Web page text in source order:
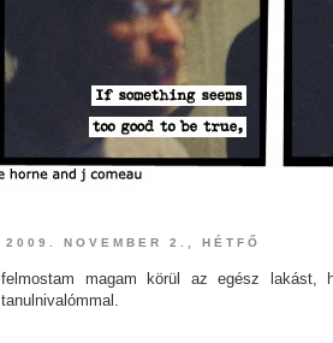
2009. NOVEMBER 2., HÉTFŐ
felmostam magam körül az egész lakást,
tanulnivalómmal.